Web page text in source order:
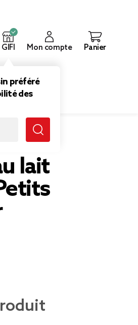
GIFI
préféré
des
Mon compte Panier
lait